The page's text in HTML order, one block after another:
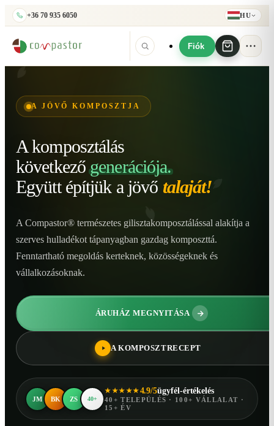
+36 70 935 6050 HU
Fiók
A JÖVŐ KOMPOSZTJA
A komposztálás
következő generációja.
Együtt építjük a jövő talaját!
A Compastor® természetes gilisztakomposztálással alakítja a
szerves hulladékot tápanyagban gazdag komposzttá.
Fenntartható megoldás kerteknek, közösségeknek és
vállalkozásoknak.
ÁRUHÁZ MEGNYITÁSA
A KOMPOSZTRECEPT
JM BK ZS 40+
★★★★★4.9/5ügyfél-értékelés
40+ TELEPÜLÉS · 100+ VÁLLALAT ·
15+ ÉV